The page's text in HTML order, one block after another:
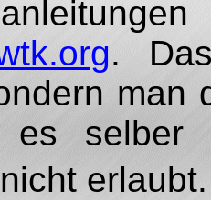
.
man
selber